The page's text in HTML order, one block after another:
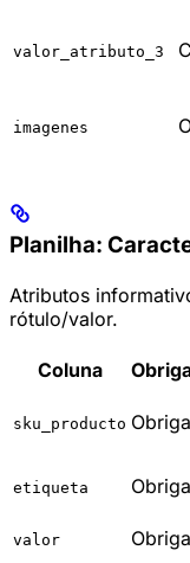
valor_atributo_3
imagenes
Planilha:
Atributos
rótulo/valor.
Coluna
sku_producto
etiqueta
valor